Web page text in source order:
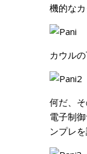
機的な
カウル
何だ、
電子制
ンプレ